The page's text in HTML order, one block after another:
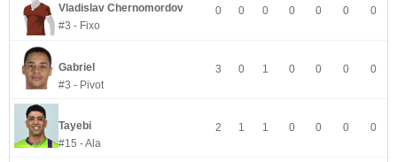
Vladislav Chernomordov
#3 - Fixo
0 0 0 0 0 0 0
Gabriel
#3 - Pivot
3 0 1 0 0 0 0
Tayebi
#15 - Ala
2 1 1 0 0 0 0